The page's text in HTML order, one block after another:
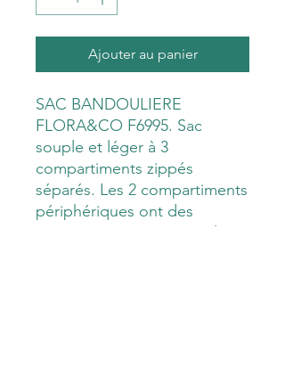
Ajouter au panier
SAC BANDOULIERE
FLORA&CO F6995. Sac
souple et léger à 3
compartiments zippés
séparés. Les 2 compartiments
périphériques ont des
rangements intérieurs et les